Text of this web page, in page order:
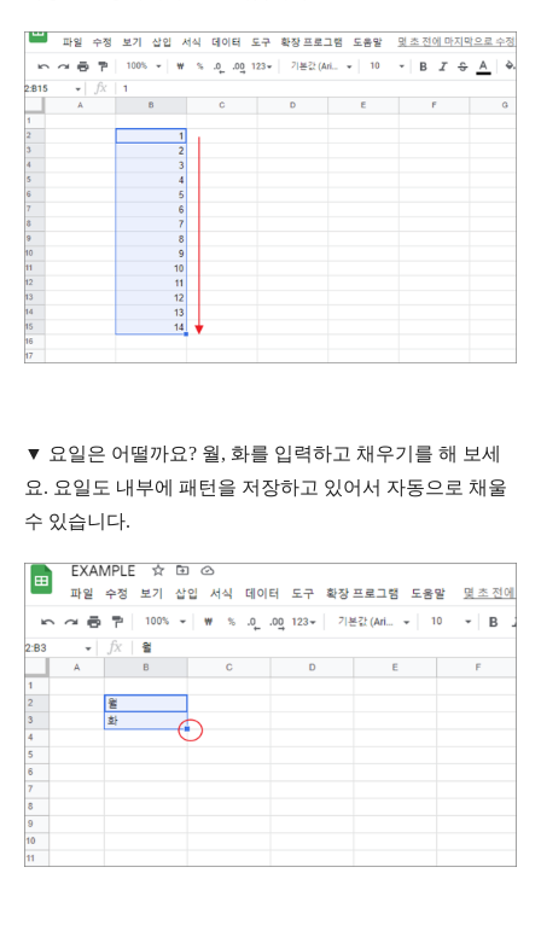
▼ 요일은 어떨까요? 월, 화를 입력하고 채우기를 해 보세
요. 요일도 내부에 패턴을 저장하고 있어서 자동으로 채울
수 있습니다.